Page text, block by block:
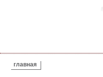
ВЫ ЗДЕСЬ
главная